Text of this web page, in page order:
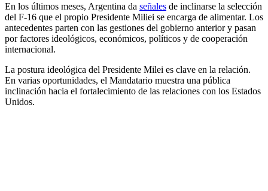
En los últimos meses, Argentina da señales de inclinarse la selección
del F-16 que el propio Presidente Miliei se encarga de alimentar. Los
antecedentes parten con las gestiones del gobierno anterior y pasan
por factores ideológicos, económicos, políticos y de cooperación
internacional.
La postura ideológica del Presidente Milei es clave en la relación.
En varias oportunidades, el Mandatario muestra una pública
inclinación hacia el fortalecimiento de las relaciones con los Estados
Unidos.